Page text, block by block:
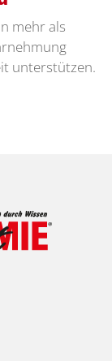
mehr als
unterstützen.